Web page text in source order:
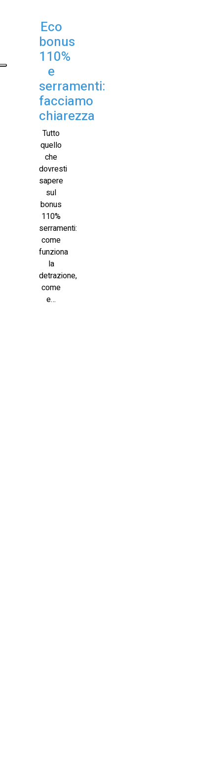
Eco
bonus
110%
e
serramenti:
facciamo
chiarezza
Eco
bonus
110%
e
serramenti:
facciamo
chiarezza
Tutto
quello
che
dovresti
sapere
sul
bonus
110%
serramenti:
come
funziona
la
detrazione,
come
e…